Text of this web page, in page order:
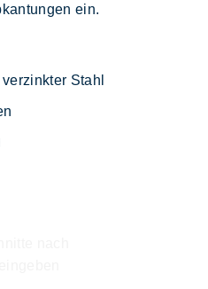
ein.
Stahl